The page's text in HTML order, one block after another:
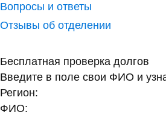
Вопросы и ответы
Отзывы об отделении
Бесплатная проверка долгов
Введите в поле свои ФИО и
Регион:
ФИО: